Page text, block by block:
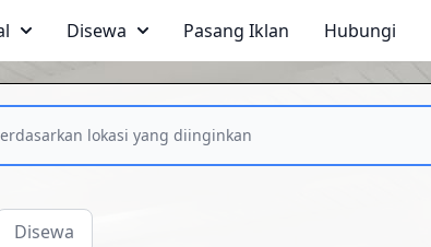
Disewa Pasang Iklan Hubungi
Disewa